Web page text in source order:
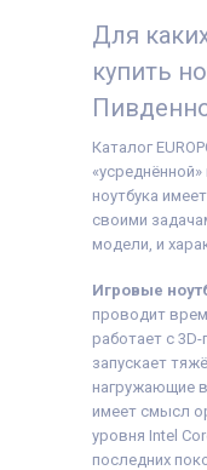
Для
купить
Каталог
ноутбука
своими
модели, и
Игровые
проводит
работает с
запускает
нагружающие
имеет смысл
уровня Intel
последних